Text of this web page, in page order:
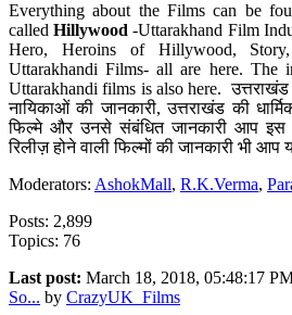
Everything about the Films can be
calledHillywood-Uttarakhand Film
Hero, Heroins of Hillywood,
Uttarakhandi Films- all are here. The
Uttarakhandi films is also here. उत्तराखंड
नायिकाओं की जानकारी, उत्तराखंड की
फिल्मे और उनसे संबंधित जानकारी आप
रिलीज़ होने वाली फिल्मों की जानकारी भी आप
Moderators: AshokMall, R.K.Verma,
Posts: 2,899
Topics: 76
Last post: March 18, 2018, 05:48:17
So... by CrazyUK_Films